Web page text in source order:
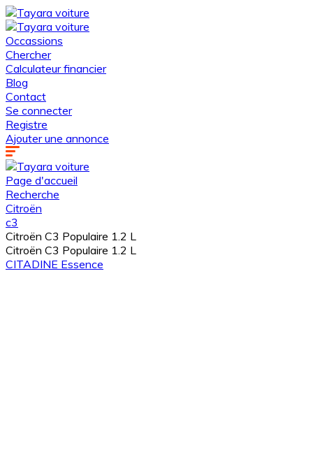
Occassions
Chercher
Calculateur financier
Blog
Contact
Se connecter
Registre
Ajouter une annonce
Page d'accueil
Recherche
Citroën
c3
Citroën C3 Populaire 1.2 L
Citroën C3 Populaire 1.2 L
CITADINE Essence